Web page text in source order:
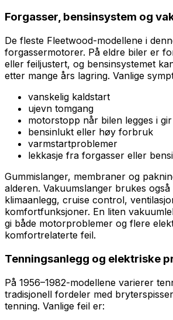
Forgasser, bensinsystem og
De fleste Fleetwood-modellene i
forgassermotorer. På eldre biler er
eller feiljustert, og bensinsystemet
etter mange års lagring. Vanlige
vanskelig kaldstart
ujevn tomgang
motorstopp når bilen legges i gir
bensinlukt eller høy forbruk
varmstartproblemer
lekkasje fra forgasser eller
Gummislanger, membraner og
alderen. Vakuumslanger brukes
klimaanlegg, cruise control,
komfortfunksjoner. En liten
gi både motorproblemer og flere
komfortrelaterte feil.
Tenningsanlegg og elektriske
På 1956–1982-modellene varierer
tradisjonell fordeler med
tenning. Vanlige feil er: